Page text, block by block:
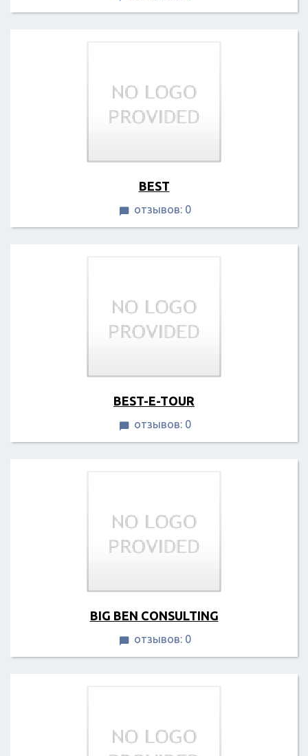
BEST
 отзывов: 0
BEST-E-TOUR
 отзывов: 0
BIG BEN CONSULTING
 отзывов: 0